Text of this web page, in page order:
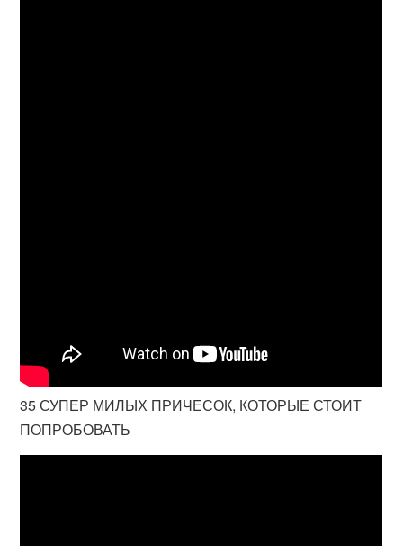
35 СУПЕР МИЛЫХ ПРИЧЕСОК, КОТОРЫЕ СТОИТ
ПОПРОБОВАТЬ